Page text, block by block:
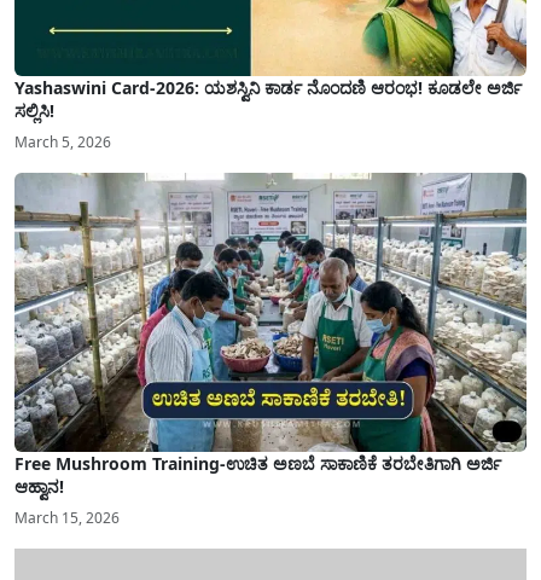
Yashaswini Card-2026: ಯಶಸ್ವಿನಿ ಕಾರ್ಡ ನೊಂದಣಿ ಆರಂಭ! ಕೂಡಲೇ ಅರ್ಜಿ
ಸಲ್ಲಿಸಿ!
March 5, 2026
Free Mushroom Training-ಉಚಿತ ಅಣಬೆ ಸಾಕಾಣಿಕೆ ತರಬೇತಿಗಾಗಿ ಅರ್ಜಿ
ಆಹ್ವಾನ!
March 15, 2026